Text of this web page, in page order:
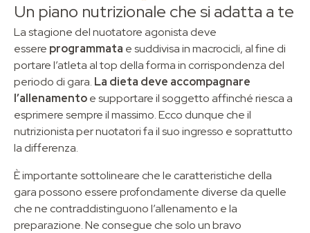
Un piano nutrizionale che si adatta a te
La stagione del nuotatore agonista deve
essere programmata e suddivisa in macrocicli, al fine di
portare l’atleta al top della forma in corrispondenza del
periodo di gara. La dieta deve accompagnare
l’allenamentoe supportare il soggetto affinché riesca a
esprimere sempre il massimo. Ecco dunque che il
nutrizionista per nuotatori fa il suo ingresso e soprattutto
la differenza.
È importante sottolineare che le caratteristiche della
gara possono essere profondamente diverse da quelle
che ne contraddistinguono l’allenamento e la
preparazione. Ne consegue che solo un bravo